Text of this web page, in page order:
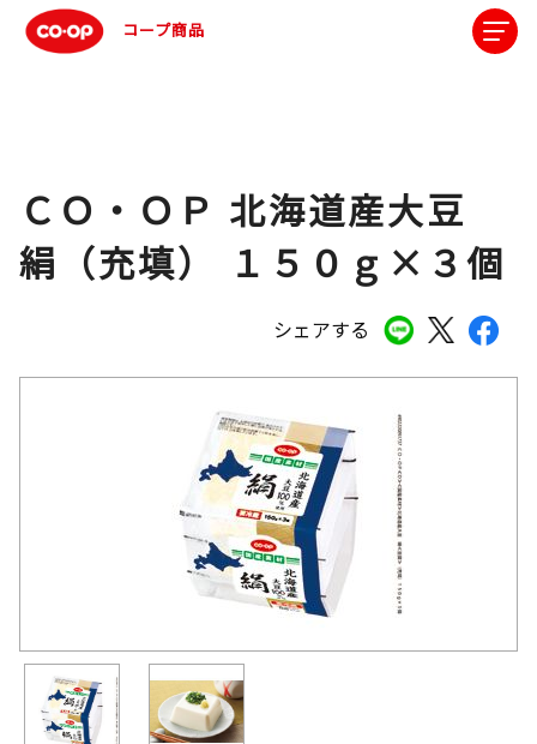
コープ商品
シェアする
ＣＯ・ＯＰ 北海道産大豆
絹（充填） １５０ｇ×３個